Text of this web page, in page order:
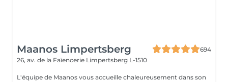
Maanos Limpertsberg
694
26, av. de la Faïencerie Limpertsberg L-1510
L'équipe de Maanos vous accueille chaleureusement dans son